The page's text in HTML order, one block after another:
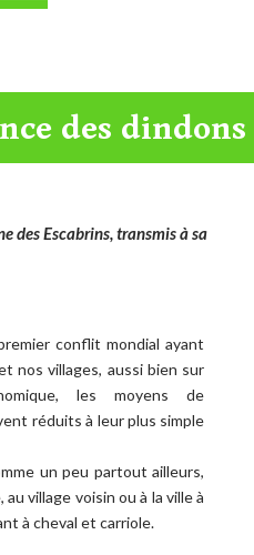
des dindons
des Escabrins, transmis à sa
conflit mondial ayant
nos villages, aussi bien sur
les moyens de
réduits à leur plus simple
un peu partout ailleurs,
village voisin ou à la ville à
à cheval et carriole.